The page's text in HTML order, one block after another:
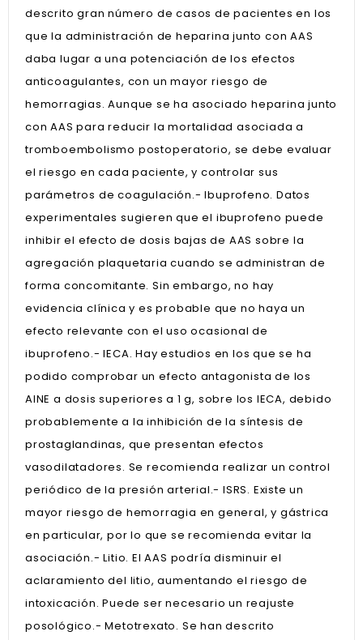
descrito gran número de casos de pacientes en los
que la administración de heparina junto con AAS
daba lugar a una potenciación de los efectos
anticoagulantes, con un mayor riesgo de
hemorragias. Aunque se ha asociado heparina junto
con AAS para reducir la mortalidad asociada a
tromboembolismo postoperatorio, se debe evaluar
el riesgo en cada paciente, y controlar sus
parámetros de coagulación.- Ibuprofeno. Datos
experimentales sugieren que el ibuprofeno puede
inhibir el efecto de dosis bajas de AAS sobre la
agregación plaquetaria cuando se administran de
forma concomitante. Sin embargo, no hay
evidencia clínica y es probable que no haya un
efecto relevante con el uso ocasional de
ibuprofeno.- IECA. Hay estudios en los que se ha
podido comprobar un efecto antagonista de los
AINE a dosis superiores a 1 g, sobre los IECA, debido
probablemente a la inhibición de la síntesis de
prostaglandinas, que presentan efectos
vasodilatadores. Se recomienda realizar un control
periódico de la presión arterial.- ISRS. Existe un
mayor riesgo de hemorragia en general, y gástrica
en particular, por lo que se recomienda evitar la
asociación.- Litio. El AAS podría disminuir el
aclaramiento del litio, aumentando el riesgo de
intoxicación. Puede ser necesario un reajuste
posológico.- Metotrexato. Se han descrito